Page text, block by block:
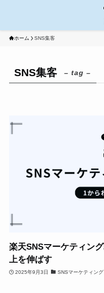
ホーム SNS集客
SNS集客 – tag –
楽天SNSマーケティン
上を伸ばす
2025年9月3日 SNSマーケティン